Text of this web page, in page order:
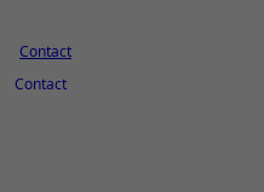
Contact
Contact